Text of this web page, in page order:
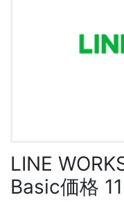
LINE
Basic価格